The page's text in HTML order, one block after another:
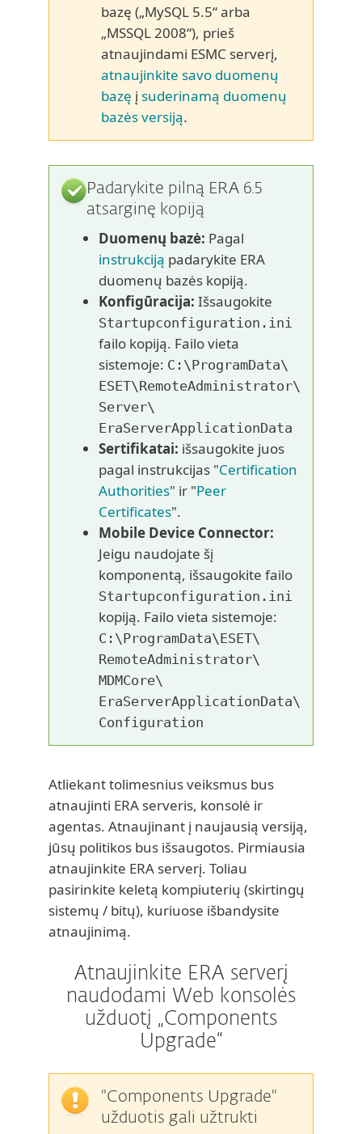
bazę („MySQL 5.5“ arba
„MSSQL 2008“), prieš
atnaujindami ESMC serverį,
atnaujinkite savo duomenų
bazę į suderinamą duomenų
bazės versiją.
Padarykite pilną ERA 6.5
atsarginę kopiją
Duomenų bazė: Pagal
instrukciją padarykite ERA
duomenų bazės kopiją.
Konfigūracija: Išsaugokite
Startupconfiguration.ini
failo kopiją. Failo vieta
sistemoje: C:\ProgramData\
ESET\RemoteAdministrator\
Server\
EraServerApplicationData
Sertifikatai: išsaugokite juos
pagal instrukcijas "Certification
Authorities" ir "Peer
Certificates".
Mobile Device Connector:
Jeigu naudojate šį
komponentą, išsaugokite failo
Startupconfiguration.ini
kopiją. Failo vieta sistemoje:
C:\ProgramData\ESET\
RemoteAdministrator\
MDMCore\
EraServerApplicationData\
Configuration
Atliekant tolimesnius veiksmus bus
atnaujinti ERA serveris, konsolė ir
agentas. Atnaujinant į naujausią versiją,
jūsų politikos bus išsaugotos. Pirmiausia
atnaujinkite ERA serverį. Toliau
pasirinkite keletą kompiuterių (skirtingų
sistemų / bitų), kuriuose išbandysite
atnaujinimą.
Atnaujinkite ERA serverį
naudodami Web konsolės
užduotį „Components
Upgrade“
"Components Upgrade"
užduotis gali užtrukti